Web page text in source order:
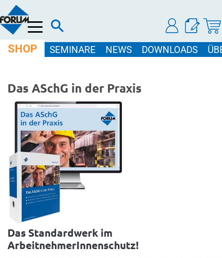
Menü
SHOP SEMINARE NEWS DOWNLOADS
Das ASchG in der Praxis
Das Standardwerk im
ArbeitnehmerInnenschutz!